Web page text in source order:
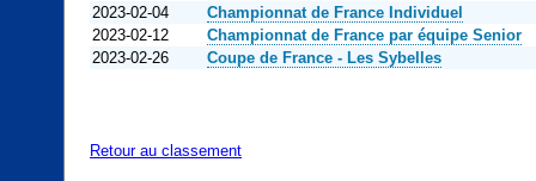
2023-02-04
Championnat de France Individuel
2023-02-12
Championnat de France par équipe Senior
2023-02-26
Coupe de France - Les Sybelles
Retour au classement